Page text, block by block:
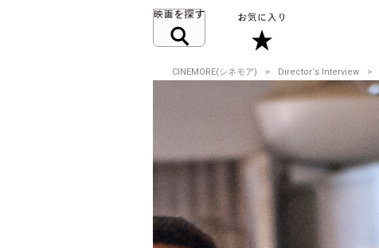
CINEMORE(シネモア) Director‘s Interview